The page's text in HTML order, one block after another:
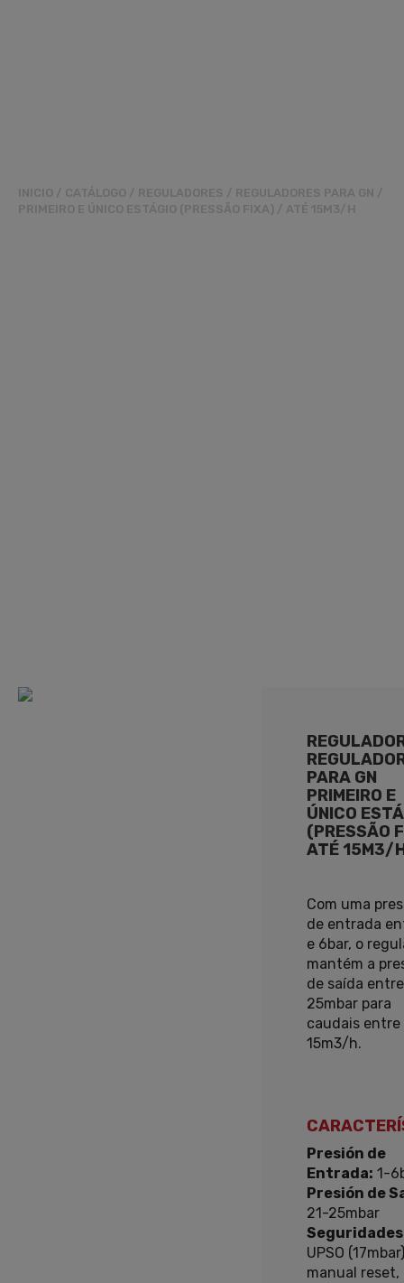
INICIO / CATÁLOGO / REGULADORES / REGULADORES PARA GN /
PRIMEIRO E ÚNICO ESTÁGIO (PRESSÃO FIXA) / ATÉ 15M3/H
PARA GN
PRIMEIRO E
ÚNICO
(PRESSÃO
ATÉ 15M3/
Com uma
de entrada
e 6bar, o
mantém a
de saída
25mbar para
caudais entre
15m3/h.
Presión de
Entrada: 1-
Presión de
21-25mbar
UPSO (17mbar)
manual reset,